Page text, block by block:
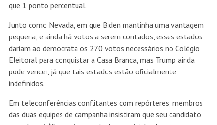
que 1 ponto percentual.
Junto como Nevada, em que Biden mantinha uma vantagem
pequena, e ainda há votos a serem contados, esses estados
dariam ao democrata os 270 votos necessários no Colégio
Eleitoral para conquistar a Casa Branca, mas Trump ainda
pode vencer, já que tais estados estão oficialmente
indefinidos.
Em teleconferências conflitantes com repórteres, membros
das duas equipes de campanha insistiram que seu candidato